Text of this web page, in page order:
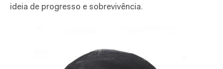
ideia de progresso e sobrevivência.